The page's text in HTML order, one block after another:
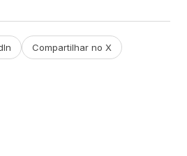
Compartilhar no X